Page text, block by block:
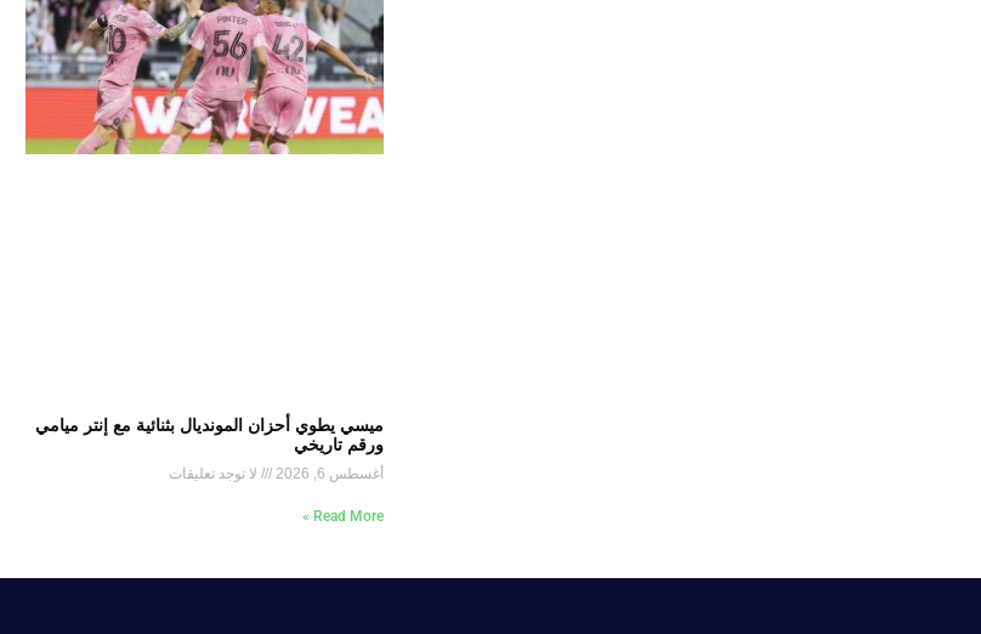
ميسي يطوي أحزان المونديال بثنائية مع إنتر ميامي
ورقم تاريخي
أغسطس 6, 2026 لا توجد تعليقات
Read More »